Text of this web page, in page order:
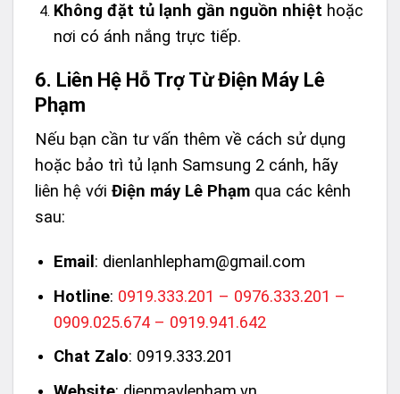
Không đặt tủ lạnh gần nguồn nhiệthoặc
nơi có ánh nắng trực tiếp.
6. Liên Hệ Hỗ Trợ Từ Điện Máy Lê
Phạm
Nếu bạn cần tư vấn thêm về cách sử dụng
hoặc bảo trì tủ lạnh Samsung 2 cánh, hãy
liên hệ với Điện máy Lê Phạm qua các kênh
sau:
Email : dienlanhlepham@gmail.com
Hotline: 0919.333.201 – 0976.333.201 –
0909.025.674 – 0919.941.642
Chat Zalo: 0919.333.201